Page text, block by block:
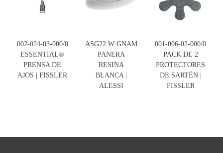
002-024-03-000/0
ESSENTIAL®
PRENSA DE
AJOS | FISSLER
ASG22 W GNAM
PANERA
RESINA
BLANCA |
ALESSI
001-006-02-000/0
PACK DE 2
PROTECTORES
DE SARTÉN |
FISSLER